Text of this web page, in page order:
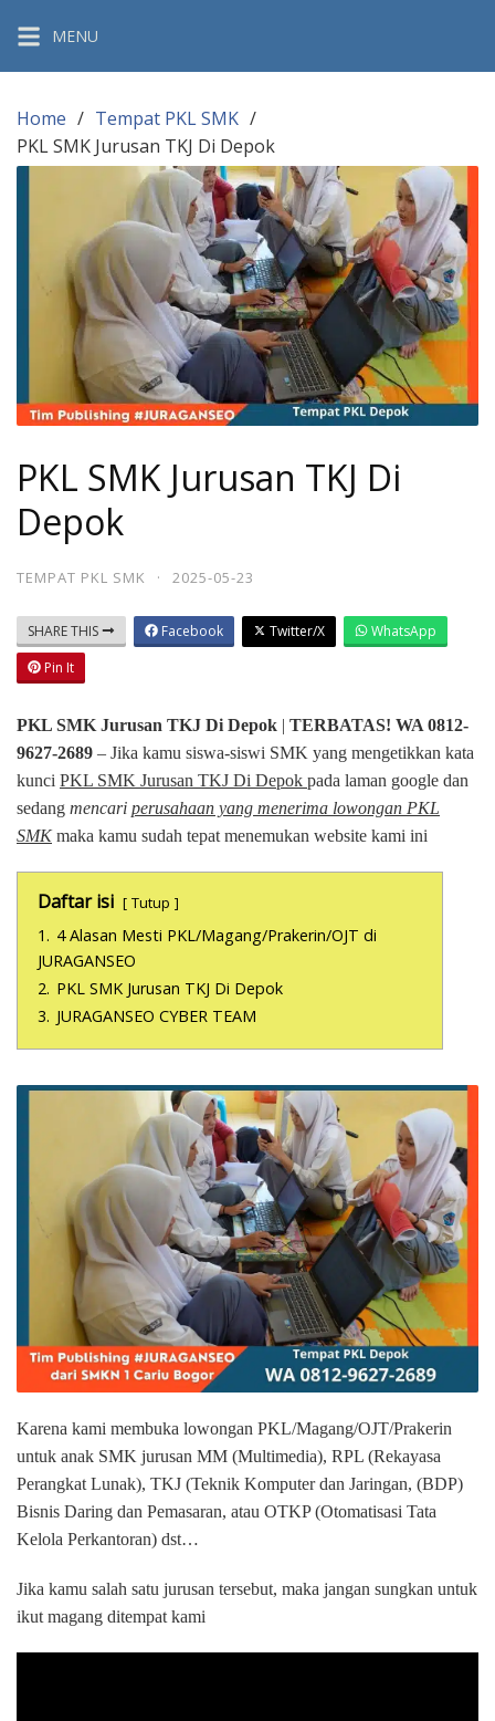
content
MENU
Home
Tempat PKL SMK
PKL SMK Jurusan TKJ Di Depok
PKL SMK Jurusan TKJ Di
Depok
TEMPAT PKL SMK · 2025-05-23
SHARE THIS Facebook Twitter/X
WhatsApp
Pin It
PKL SMK Jurusan TKJ Di Depok | TERBATAS! WA 0812-
9627-2689 – Jika kamu siswa-siswi SMK yang mengetikkan kata
kunci PKL SMK Jurusan TKJ Di Depok pada laman google dan
sedang mencari perusahaan yang menerima lowongan PKL
SMKmaka kamu sudah tepat menemukan website kami ini
Daftar isi Tutup
1. 4 Alasan Mesti PKL/Magang/Prakerin/OJT di
JURAGANSEO
2. PKL SMK Jurusan TKJ Di Depok
3. JURAGANSEO CYBER TEAM
Karena kami membuka lowongan PKL/Magang/OJT/Prakerin
untuk anak SMK jurusan MM (Multimedia), RPL (Rekayasa
Perangkat Lunak), TKJ (Teknik Komputer dan Jaringan, (BDP)
Bisnis Daring dan Pemasaran, atau OTKP (Otomatisasi Tata
Kelola Perkantoran) dst…
Jika kamu salah satu jurusan tersebut, maka jangan sungkan untuk
ikut magang ditempat kami